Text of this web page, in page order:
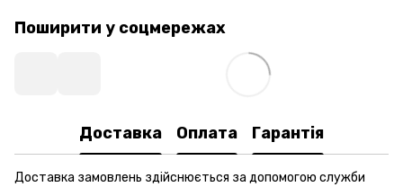
Поширити у соцмережах
Доставка Оплата Гарантія
Доставка замовлень здійснюється за допомогою служби